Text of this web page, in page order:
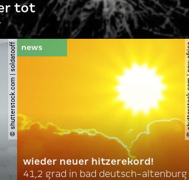
tot
© shutterstock.com | soldatooff ©
wieder neuer hitzerekord!
41,2 grad in bad deutsch-altenburg